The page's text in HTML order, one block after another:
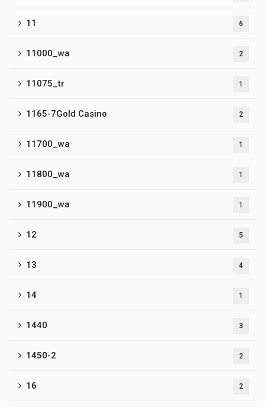
11 6
11000_wa 2
11075_tr 1
1165-7Gold Casino 2
11700_wa 1
11800_wa 1
11900_wa 1
12 5
13 4
14 1
1440 3
1450-2 2
16 2